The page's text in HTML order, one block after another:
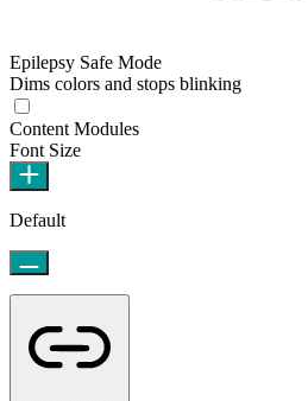
Epilepsy Safe Mode
Dims colors and stops blinking
Content Modules
Font Size
Default